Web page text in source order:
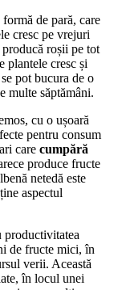
de pară, care
cresc pe vrejuri
roșii pe tot
plantele cresc și
pot bucura de o
multe săptămâni.
cu o ușoară
pentru consum
care cumpără
produce fructe
netedă este
aspectul
productivitatea
de fructe mici, în
verii. Această
în locul unei